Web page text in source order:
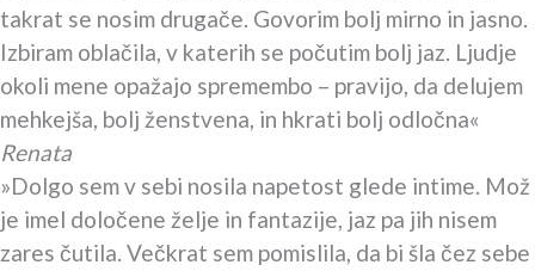
takrat se nosim drugače. Govorim bolj mirno in jasno.
Izbiram oblačila, v katerih se počutim bolj jaz. Ljudje
okoli mene opažajo spremembo – pravijo, da delujem
mehkejša, bolj ženstvena, in hkrati bolj odločna«
Renata
»Dolgo sem v sebi nosila napetost glede intime. Mož
je imel določene želje in fantazije, jaz pa jih nisem
zares čutila. Večkrat sem pomislila, da bi šla čez sebe